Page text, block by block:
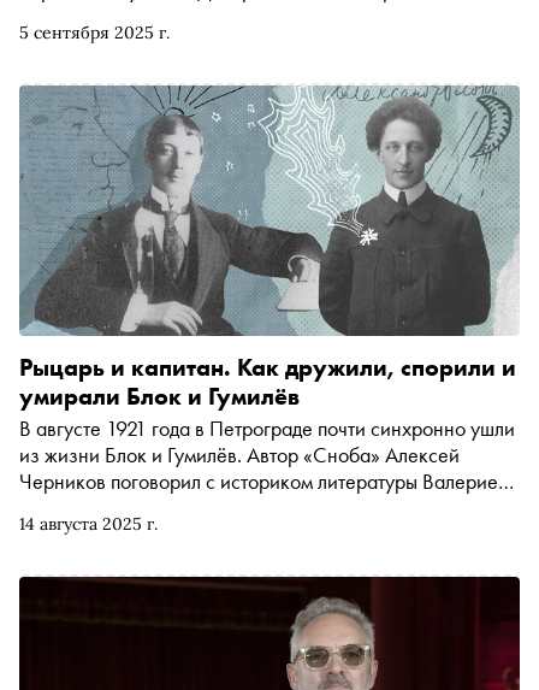
5 сентября 2025 г.
налога в казну до помехи в газовой атаке и последнего
14 августа 2025 г.
Рыцарь и капитан. Как дружили, спорили и
умирали Блок и Гумилёв
В августе 1921 года в Петрограде почти синхронно ушли
из жизни Блок и Гумилёв. Автор «Сноба» Алексей
Черников поговорил с историком литературы Валерием
смерть и спорили друг с другом, каким был литературный
нём, какую роль сыграл Гумилёв в формировании
большого советского стиля, насколько полезен Блок был
для советской пропаганды и как современная массовая
культура исказила образы обоих